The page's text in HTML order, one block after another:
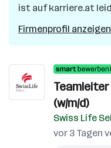
ist auf karriere.at
Firmenprofil anzeigen
(w/m/d)
Swiss Life
vor 3 Tagen